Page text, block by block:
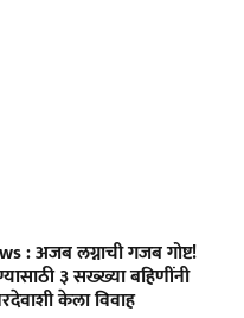
: अजब लग्नाची गजब गोष्ट!
३ सख्ख्या बहिणींनी
केला विवाह